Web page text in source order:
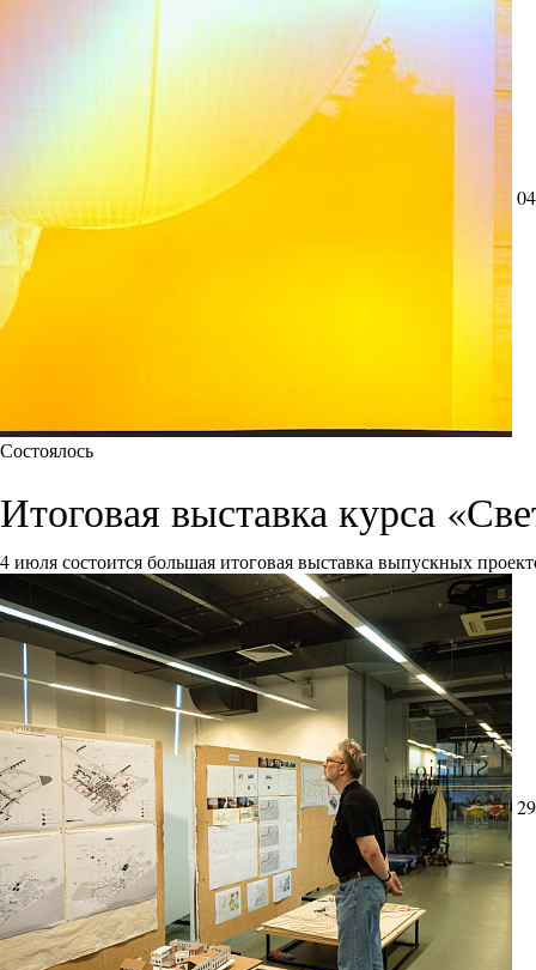
Состоялось
Итоговая выставка курса
4 июля состоится большая итоговая выставка выпускных